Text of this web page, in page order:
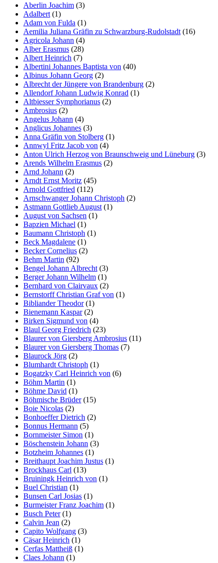
Aberlin Joachim (3)
Adalbert (1)
Adam von Fulda (1)
Aemilia Juliana Gräfin zu Schwarzburg-Rudolstadt (16)
Agricola Johann (4)
Alber Erasmus (28)
Albert Heinrich (7)
Albertini Johannes Baptista von (40)
Albinus Johann Georg (2)
Albrecht der Jüngere von Brandenburg (2)
Allendorf Johann Ludwig Konrad (1)
Altbiesser Symphorianus (2)
Ambrosius (2)
Angelus Johann (4)
Anglicus Johannes (3)
Anna Gräfin von Stolberg (1)
Annwyl Fritz Jacob von (4)
Anton Ulrich Herzog von Braunschweig und Lüneburg (3)
Arends Wilhelm Erasmus (2)
Arnd Johann (2)
Arndt Ernst Moritz (45)
Arnold Gottfried (112)
Arnschwanger Johann Christoph (2)
Astmann Gottlieb August (1)
August von Sachsen (1)
Bapzien Michael (1)
Baumann Christoph (1)
Beck Magdalene (1)
Becker Cornelius (2)
Behm Martin (92)
Bengel Johann Albrecht (3)
Berger Johann Wilhelm (1)
Bernhard von Clairvaux (2)
Bernstorff Christian Graf von (1)
Bibliander Theodor(1)
Bienemann Kaspar(2)
Birken Sigmund von (4)
Blaul Georg Friedrich (23)
Blaurer von Giersberg Ambrosius (11)
Blaurer von Giersberg Thomas (7)
Blaurock Jörg (2)
Blumhardt Christoph (1)
Bogatzky Carl Heinrich von (6)
Böhm Martin (1)
Böhme David (1)
Böhmische Brüder(15)
Boie Nicolas (2)
Bonhoeffer Dietrich (2)
Bonnus Hermann (5)
Bornmeister Simon (1)
Böschenstein Johann (3)
Botzheim Johannes (1)
Breithaupt Joachim Justus (1)
Brockhaus Carl (13)
Bruiningk Heinrich von (1)
Buel Christian (1)
Bunsen Carl Josias (1)
Burmeister Franz Joachim (1)
Busch Peter(1)
Calvin Jean (2)
Capito Wolfgang (3)
Cäsar Heinrich (1)
Cerfas Mattheiß (1)
Claes Johann (1)